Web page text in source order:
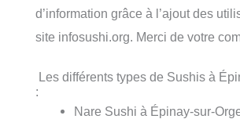
d’information grâce à l’ajout des
site infosushi.org. Merci de votre
Les différents types de Sushis à
:
Nare Sushi à Épinay-sur-